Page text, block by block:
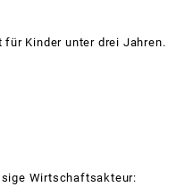
für Kinder unter drei Jahren.
Wirtschaftsakteur: